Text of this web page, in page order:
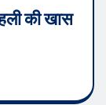
की खास